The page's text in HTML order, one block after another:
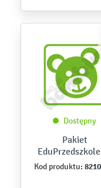
Dostępny
Pakiet
Magicznego
4.0 i Kinebi 5.0
Kod produktu: